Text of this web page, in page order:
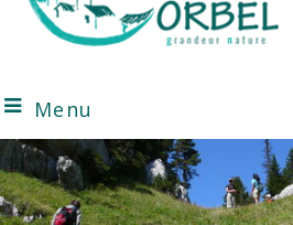
Menu